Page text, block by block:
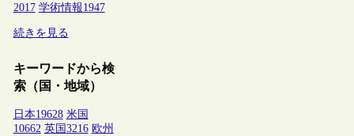
2017 学術情報1947
続きを見る
キーワードから検
索（国・地域）
日本19628 米国
10662 英国 3216 欧州